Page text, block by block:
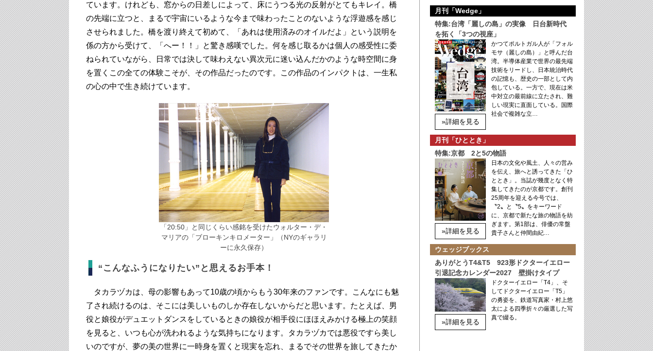
ています。けれども、窓からの日差しによって、床にうつる光の反射がとてもキレイ。橋
の先端に立つと、まるで宇宙にいるような今まで味わったことのないような浮遊感を感じ
させられました。橋を渡り終えて初めて、「あれは使用済みのオイルだよ」という説明を
係の方から受けて、「へー！！」と驚き感嘆でした。何を感じ取るかは個人の感受性に委
ねられていながら、日常では決して味わえない異次元に迷い込んだかのような時空間に身
を置くこの全ての体験こそが、その作品だったのです。この作品のインパクトは、一生私
の心の中で生き続けています。
「20:50」と同じくらい感銘を受けたウォルター・デ・
マリアの「ブローキンキロメーター」（NYのギャラリ
ーに永久保存）
“こんなふうになりたい”と思えるお手本！
タカラヅカは、母の影響もあって10歳の頃からもう30年来のファンです。こんなにも魅
了され続けるのは、そこには美しいものしか存在しないからだと思います。たとえば、男
役と娘役がデュエットダンスをしているときの娘役が相手役にほほえみかける極上の笑顔
を見ると、いつも心が洗われるような気持ちになります。タカラヅカでは悪役ですら美し
いのですが、夢の美の世界に一時身を置くと現実を忘れ、まるでその世界を旅してきたか
月刊「Wedge」
特集:台湾「麗しの島」の実像 日台新時代
を拓く「3つの視座」
»詳細を見る
かつてポルトガル人が「フォル
モサ（麗しの島）」と呼んだ台
湾。半導体産業で世界の最先端
技術をリードし、日本統治時代
の記憶も、歴史の一部として内
包している。一方で、現在は米
中対立の最前線に立たされ、難
しい現実に直面している。国際
社会で複雑な立…
月刊「ひととき」
特集:京都 2と5の物語
»詳細を見る
日本の文化や風土、人々の営み
を伝え、旅へと誘ってきた「ひ
ととき」。当誌が幾度となく特
集してきたのが京都です。創刊
25周年を迎える今号では、
〝2〟と〝5〟をキーワード
に、京都で新たな旅の物語を紡
ぎます。第1部は、俳優の常盤
貴子さんと仲間由紀…
ウェッジブックス
ありがとうT4&T5 923形ドクターイエロー
引退記念カレンダー2027 壁掛けタイプ
»詳細を見る
ドクターイエロー「T4」、そ
してドクターイエロー「T5」
の勇姿を、鉄道写真家・村上悠
太による四季折々の厳選した写
真で綴る。